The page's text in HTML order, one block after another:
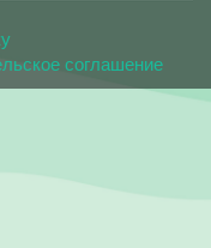
соглашение